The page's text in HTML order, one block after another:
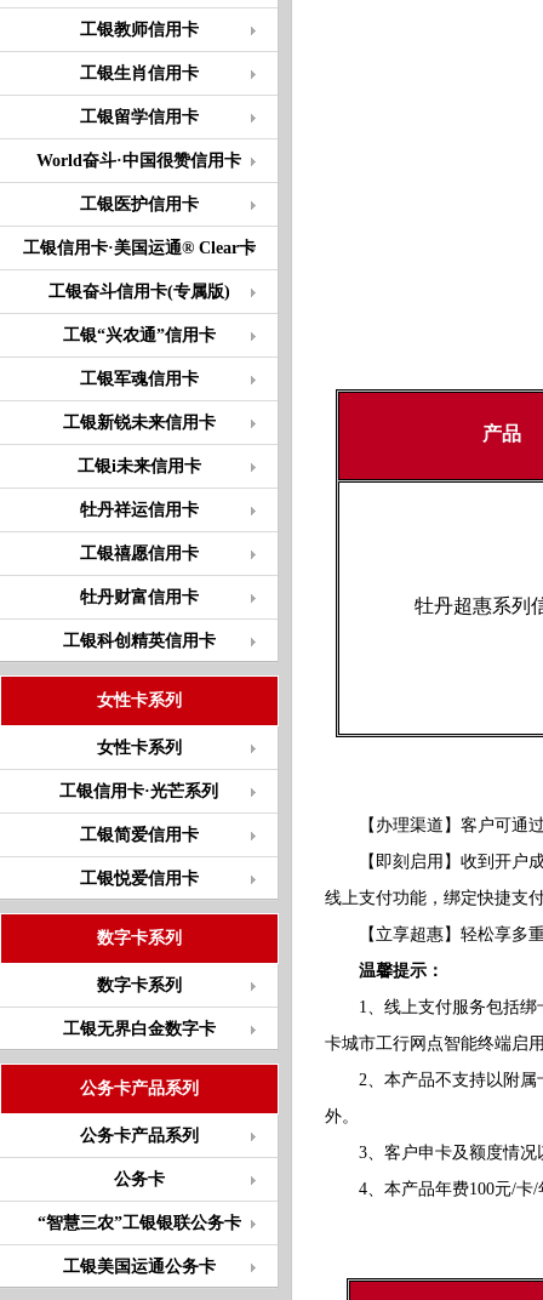
工银教师信用卡
工银生肖信用卡
工银留学信用卡
World奋斗·中国很赞信用卡
工银医护信用卡
工银信用卡·美国运通® Clear卡
工银奋斗信用卡(专属版)
工银“兴农通”信用卡
工银军魂信用卡
工银新锐未来信用卡
工银i未来信用卡
牡丹祥运信用卡
工银禧愿信用卡
牡丹财富信用卡
工银科创精英信用卡
女性卡系列
女性卡系列
工银信用卡·光芒系列
工银简爱信用卡
工银悦爱信用卡
数字卡系列
数字卡系列
工银无界白金数字卡
公务卡产品系列
公务卡产品系列
公务卡
“智慧三农”工银银联公务卡
工银美国运通公务卡
产品
牡丹超惠系列
【办理渠道】客户可通过
【即刻启用】收到开户成
线上支付功能，绑定快捷支
【立享超惠】轻松享多重
温馨提示：
1、线上支付服务包括绑
卡城市工行网点智能终端启
2、本产品不支持以附属
外。
3、客户申卡及额度情况
4、本产品年费100元/卡/